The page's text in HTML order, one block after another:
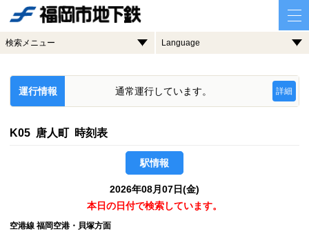
検索メニュー Language
運行情報 通常運行しています。 詳細
K05 唐人町 時刻表
駅情報
2026年08月07日(金)
本日の日付で検索しています。
空港線 福岡空港・貝塚方面